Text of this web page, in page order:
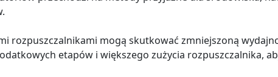
rozpuszczalnikami mogą skutkować zmniejszoną
etapów i większego zużycia rozpuszczalnika,